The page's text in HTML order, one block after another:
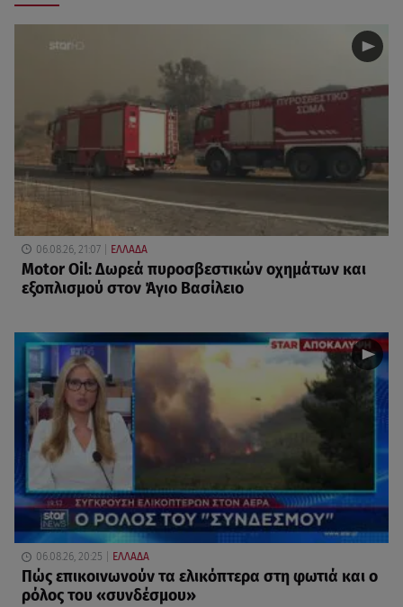
06.08.26, 21:07 ΕΛΛΑΔΑ
Motor Oil: Δωρεά πυροσβεστικών οχημάτων και
εξοπλισμού στον Άγιο Βασίλειο
06.08.26, 20:25 ΕΛΛΑΔΑ
Πώς επικοινωνούν τα ελικόπτερα στη φωτιά και ο
ρόλος του «συνδέσμου»